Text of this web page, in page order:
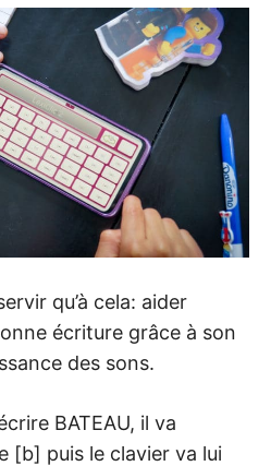
qu’à cela: aider
écriture grâce à son
des sons.
BATEAU, il va
[b] puis le clavier va lui